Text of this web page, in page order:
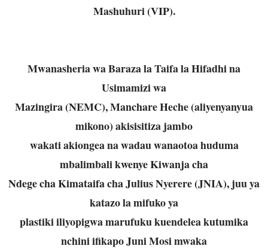
Mashuhuri (VIP).
Mwanasheria wa Baraza la Taifa la Hifadhi na
Usimamizi wa
Mazingira (NEMC), Manchare Heche (aliyenyanyua
mikono) akisisitiza jambo
wakati akiongea na wadau wanaotoa huduma
mbalimbali kwenye Kiwanja cha
Ndege cha Kimataifa cha Julius Nyerere (JNIA), juu ya
katazo la mifuko ya
plastiki iliyopigwa marufuku kuendelea kutumika
nchini ifikapo Juni Mosi mwaka